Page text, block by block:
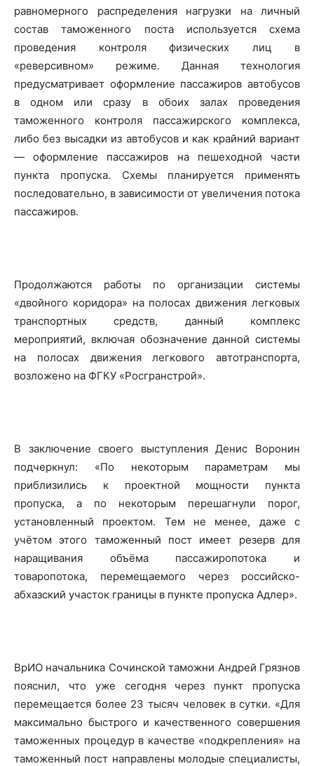
равномерного распределения нагрузки на личный
состав таможенного поста используется схема
проведения контроля физических лиц в
«реверсивном» режиме. Данная технология
предусматривает оформление пассажиров автобусов
в одном или сразу в обоих залах проведения
таможенного контроля пассажирского комплекса,
либо без высадки из автобусов и как крайний вариант
— оформление пассажиров на пешеходной части
пункта пропуска. Схемы планируется применять
последовательно, в зависимости от увеличения потока
пассажиров.
Продолжаются работы по организации системы
«двойного коридора» на полосах движения легковых
транспортных средств, данный комплекс
мероприятий, включая обозначение данной системы
на полосах движения легкового автотранспорта,
возложено на ФГКУ «Росгранстрой».
В заключение своего выступления Денис Воронин
подчеркнул: «По некоторым параметрам мы
приблизились к проектной мощности пункта
пропуска, а по некоторым перешагнули порог,
установленный проектом. Тем не менее, даже с
учётом этого таможенный пост имеет резерв для
наращивания объёма пассажиропотока и
товаропотока, перемещаемого через российско-
абхазский участок границы в пункте пропуска Адлер».
ВрИО начальника Сочинской таможни Андрей Грязнов
пояснил, что уже сегодня через пункт пропуска
перемещается более 23 тысяч человек в сутки. «Для
максимально быстрого и качественного совершения
таможенных процедур в качестве «подкрепления» на
таможенный пост направлены молодые специалисты,